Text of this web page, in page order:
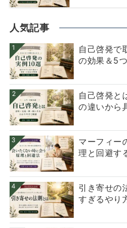
人気記事
1
自己啓発で
の効果＆5
2
自己啓発と
の違いから
3
マーフィー
理と回避す
4
引き寄せの
すぎるやり